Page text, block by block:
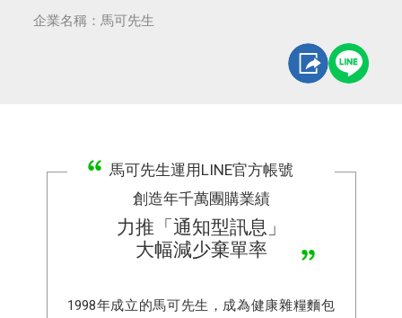
企業名稱：馬可先生
馬可先生運用LINE官方帳號
創造年千萬團購業績
力推「通知型訊息」
大幅減少棄單率
1998年成立的馬可先生，成為健康雜糧麵包